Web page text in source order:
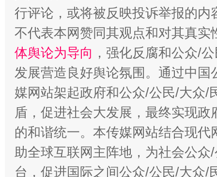
招工难、用工荒背后
行评论，或将被反映投诉举报的
不代表本网赞同其观点和对其真实
体舆论为导向 ，强化反腐和公众/
发展营造良好舆论氛围。通过中
媒网站架起政府和公众/公民/大众/
盾，促进社会大发展，最终实现
的和谐统一。本传媒网站结合现
助全球互联网主阵地，为社会公
台，促进国际之间公众/公民/大众/